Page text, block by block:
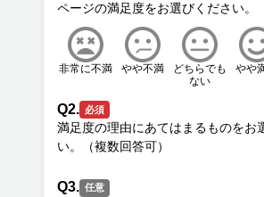
非常に不満 やや不満
どちらでも
ない
やや
Q2. 必須
満足度の理由にあてはまるものをお
Q3. 任意